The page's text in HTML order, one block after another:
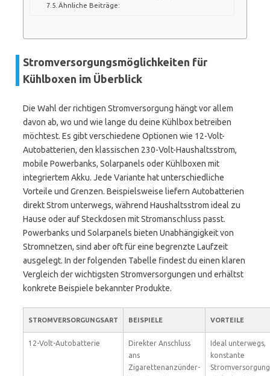
Ähnliche Beiträge:
Stromversorgungsmöglichkeiten für
Kühlboxen im Überblick
Die Wahl der richtigen Stromversorgung hängt vor allem
davon ab, wo und wie lange du deine Kühlbox betreiben
möchtest. Es gibt verschiedene Optionen wie 12-Volt-
Autobatterien, den klassischen 230-Volt-Haushaltsstrom,
mobile Powerbanks, Solarpanels oder Kühlboxen mit
integriertem Akku. Jede Variante hat unterschiedliche
Vorteile und Grenzen. Beispielsweise liefern Autobatterien
direkt Strom unterwegs, während Haushaltsstrom ideal zu
Hause oder auf Steckdosen mit Stromanschluss passt.
Powerbanks und Solarpanels bieten Unabhängigkeit von
Stromnetzen, sind aber oft für eine begrenzte Laufzeit
ausgelegt. In der folgenden Tabelle findest du einen klaren
Vergleich der wichtigsten Stromversorgungen und erhältst
konkrete Beispiele bekannter Produkte.
STROMVERSORGUNGSART BEISPIELE VORTEILE
12-Volt-Autobatterie
Direkter Anschluss
ans
Zigarettenanzünder-
Ideal unterwegs,
konstante